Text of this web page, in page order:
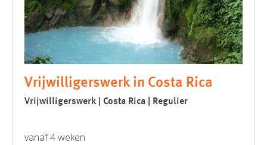
Vrijwilligerswerk in Costa Rica
Vrijwilligerswerk | Costa Rica | Regulier
vanaf 4 weken